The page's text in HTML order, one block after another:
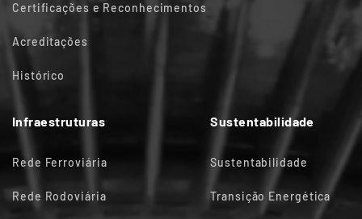
Certificações e Reconhecimentos
Acreditações
Histórico
Infraestruturas
Rede Ferroviária
Rede Rodoviária
Sustentabilidade
Sustentabilidade
Transição Energética